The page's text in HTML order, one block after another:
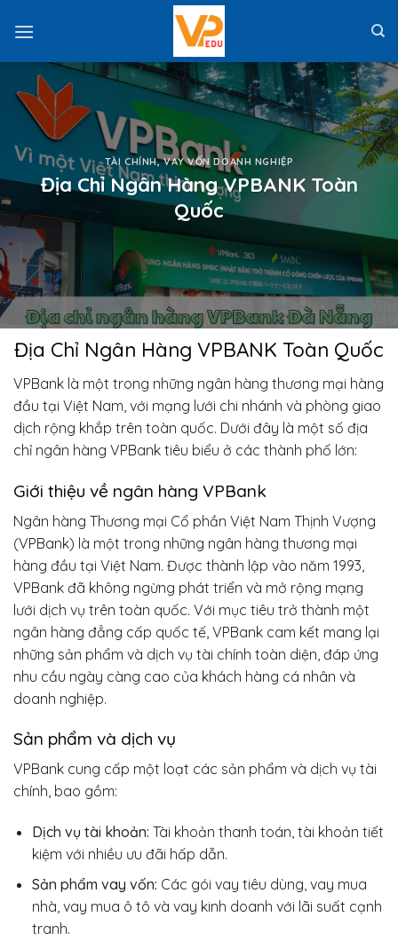
TÀI CHÍNH,VAY VỐN DOANH NGHIỆP
Địa Chỉ Ngân Hàng VPBANK Toàn
Quốc
Địa Chỉ Ngân Hàng VPBANK Toàn Quốc
VPBank là một trong những ngân hàng thương mại hàng
đầu tại Việt Nam, với mạng lưới chi nhánh và phòng giao
dịch rộng khắp trên toàn quốc. Dưới đây là một số địa
chỉ ngân hàng VPBank tiêu biểu ở các thành phố lớn:
Giới thiệu về ngân hàng VPBank
Ngân hàng Thương mại Cổ phần Việt Nam Thịnh Vượng
(VPBank) là một trong những ngân hàng thương mại
hàng đầu tại Việt Nam. Được thành lập vào năm 1993,
VPBank đã không ngừng phát triển và mở rộng mạng
lưới dịch vụ trên toàn quốc. Với mục tiêu trở thành một
ngân hàng đẳng cấp quốc tế, VPBank cam kết mang lại
những sản phẩm và dịch vụ tài chính toàn diện, đáp ứng
nhu cầu ngày càng cao của khách hàng cá nhân và
doanh nghiệp.
Sản phẩm và dịch vụ
VPBank cung cấp một loạt các sản phẩm và dịch vụ tài
chính, bao gồm:
Dịch vụ tài khoản: Tài khoản thanh toán, tài khoản tiết
kiệm với nhiều ưu đãi hấp dẫn.
Sản phẩm vay vốn: Các gói vay tiêu dùng, vay mua
nhà, vay mua ô tô và vay kinh doanh với lãi suất cạnh
tranh.